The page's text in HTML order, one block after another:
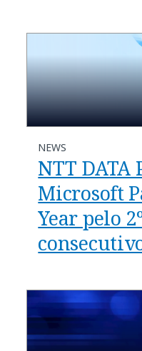
NEWS
NTT DATA
Microsoft
Year pelo